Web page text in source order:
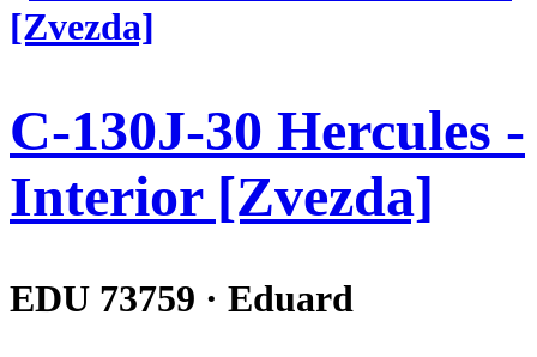
C-130J-30 Hercules -
Interior [Zvezda]
EDU 73759 · Eduard